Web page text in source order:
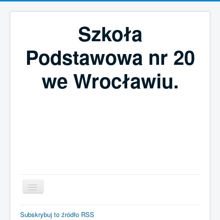
Szkoła
Podstawowa nr 20
we Wrocławiu.
Subskrybuj to źródło RSS